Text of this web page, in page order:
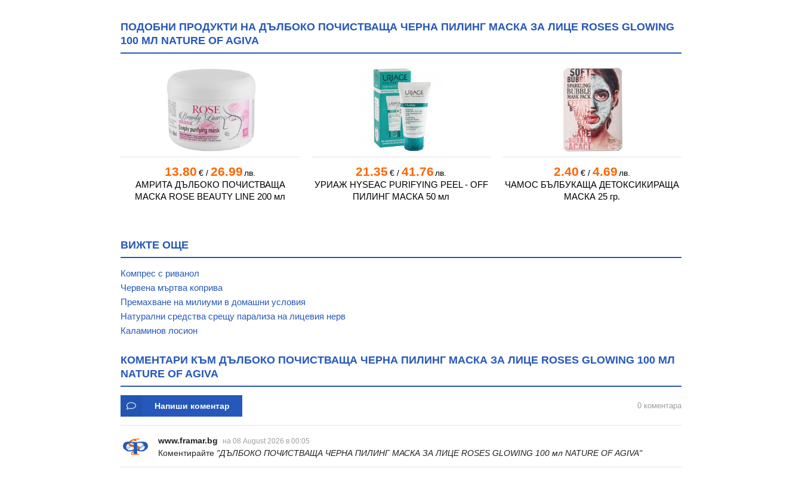
ПОДОБНИ ПРОДУКТИ НА ДЪЛБОКО ПОЧИСТВАЩА ЧЕРНА ПИЛИНГ МАСКА ЗА ЛИЦЕ ROSES GLOWING
100 МЛ NATURE OF AGIVA
13.80 €/ 26.99 лв.
АМРИТА ДЪЛБОКО ПОЧИСТВАЩА
МАСКА ROSE BEAUTY LINE 200 мл
21.35 €/ 41.76 лв.
УРИАЖ HYSEAC PURIFYING PEEL - OFF
ПИЛИНГ МАСКА 50 мл
2.40 €/ 4.69 лв.
ЧАМОС БЪЛБУКАЩА ДЕТОКСИКИРАЩА
МАСКА 25 гр.
ВИЖТЕ ОЩЕ
Компрес с риванол
Червена мъртва коприва
Премахване на милиуми в домашни условия
Натурални средства срещу парализа на лицевия нерв
Каламинов лосион
КОМЕНТАРИ КЪМ ДЪЛБОКО ПОЧИСТВАЩА ЧЕРНА ПИЛИНГ МАСКА ЗА ЛИЦЕ ROSES GLOWING 100 МЛ
NATURE OF AGIVA
Напиши коментар 0 коментара
www.framar.bg на 08 August 2026 в 00:05
Коментирайте "ДЪЛБОКО ПОЧИСТВАЩА ЧЕРНА ПИЛИНГ МАСКА ЗА ЛИЦЕ ROSES GLOWING 100 мл NATURE OF AGIVA"